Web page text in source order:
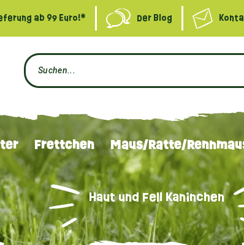
ab 99 Euro!* Der Blog
Frettchen Maus/Ratte/
Haut und Fell Kaninchen